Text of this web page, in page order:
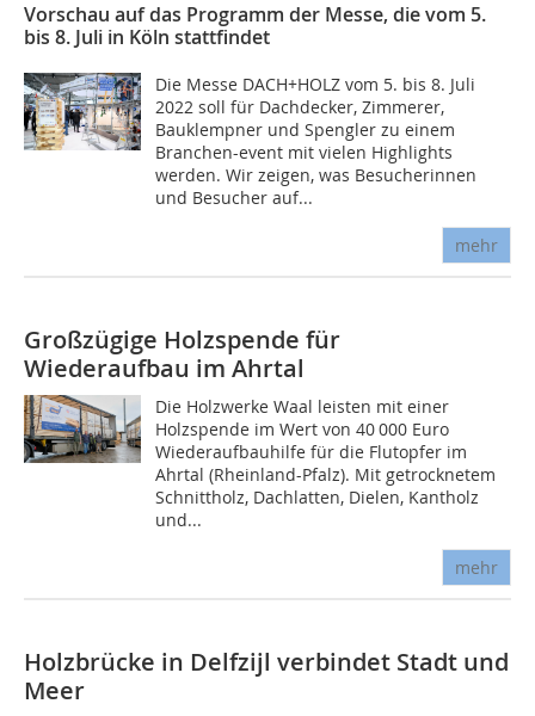
Vorschau auf das Programm der Messe, die vom 5.
bis 8. Juli in Köln stattfindet
Die Messe DACH+HOLZ vom 5. bis 8. Juli
2022 soll für Dachdecker, Zimmerer,
Bauklempner und Spengler zu einem
Branchen-event mit vielen Highlights
werden. Wir zeigen, was Besucherinnen
und Besucher auf...
mehr
Großzügige Holzspende für
Wiederaufbau im Ahrtal
Die Holzwerke Waal leisten mit einer
Holzspende im Wert von 40 000 Euro
Wiederaufbauhilfe für die Flutopfer im
Ahrtal (Rheinland-Pfalz). Mit getrocknetem
Schnittholz, Dachlatten, Dielen, Kantholz
und...
mehr
Holzbrücke in Delfzijl verbindet Stadt und
Meer